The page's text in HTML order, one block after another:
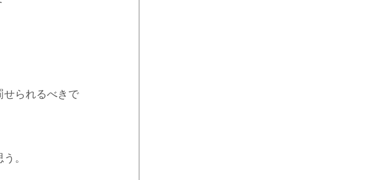
せられるべきで
。